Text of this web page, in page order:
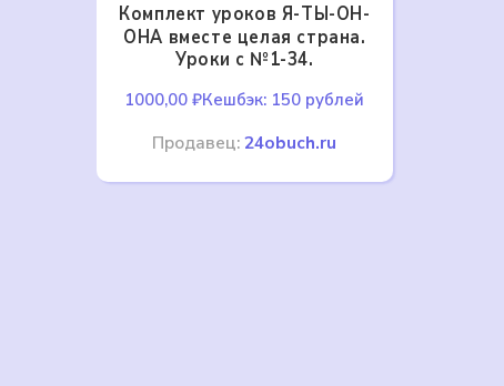
Комплект уроков Я-ТЫ-ОН-
ОНА вместе целая страна.
Уроки с №1-34.
1000,00₽Кешбэк: 150 рублей
Продавец:24obuch.ru